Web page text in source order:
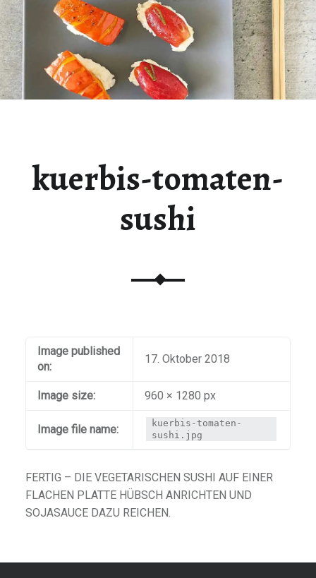
kuerbis-tomaten-
sushi
Image published
on:
17. Oktober 2018
Image size: 960 × 1280 px
Image file name:
kuerbis-tomaten-
sushi.jpg
FERTIG – DIE VEGETARISCHEN SUSHI AUF EINER
FLACHEN PLATTE HÜBSCH ANRICHTEN UND
SOJASAUCE DAZU REICHEN.